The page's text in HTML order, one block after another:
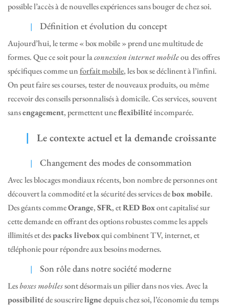
possible l’accès à de nouvelles expériences sans bouger de chez soi.
Définition et évolution du concept
Aujourd’hui, le terme « box mobile » prend une multitude de
formes. Que ce soit pour laconnexion internet mobileou des offres
spécifiques comme unforfait mobile, les box se déclinent à l’infini.
On peut faire ses courses, tester de nouveaux produits, ou même
recevoir des conseils personnalisés à domicile. Ces services, souvent
sansengagement, permettent uneflexibilitéincomparée.
Le contexte actuel et la demande croissante
Changement des modes de consommation
Avec les blocages mondiaux récents, bon nombre de personnes ont
découvert la commodité et la sécurité des services debox mobile.
Des géants commeOrange,SFR, etRED Boxont capitalisé sur
cette demande en offrant des options robustes comme les appels
illimités et despacks liveboxqui combinent TV, internet, et
téléphonie pour répondre aux besoins modernes.
Son rôle dans notre société moderne
Lesboxes mobilessont désormais un pilier dans nos vies. Avec la
possibilitéde souscrirelignedepuis chez soi, l’économie du temps